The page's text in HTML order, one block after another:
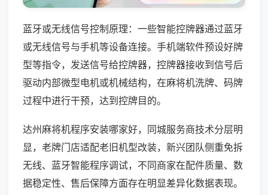
蓝牙或无线信号控制原理：一些智能控牌器通过蓝牙
或无线信号与手机等设备连接。手机端软件预设好牌
型等指令，发送信号给控牌器，控牌器接收到信号后
驱动内部微型电机或机械结构，在麻将机洗牌、码牌
过程中进行干预，达到控牌目的。
达州麻将机程序安装哪家好，同城服务商技术分层明
显，老牌门店适配老旧机型改装，新兴团队侧重免拆
无线、蓝牙智能程序调试，不同商家在配件质量、数
据稳定性、售后保障方面存在明显差异化数据表现。